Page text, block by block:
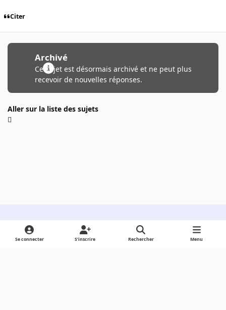
Citer
Archivé
Ce sujet est désormais archivé et ne peut plus
recevoir de nouvelles réponses.
Aller sur la liste des sujets
Light ModeDark ModeSystem Preference
Se connecter S’inscrire Rechercher Menu